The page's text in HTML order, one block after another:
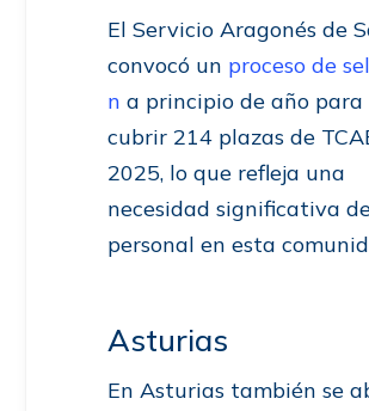
El Servicio Aragonés de
convocó un proceso de
n a principio de año para
cubrir 214 plazas de
2025, lo que refleja una
necesidad significativa
personal en esta
Asturias
En Asturias también se